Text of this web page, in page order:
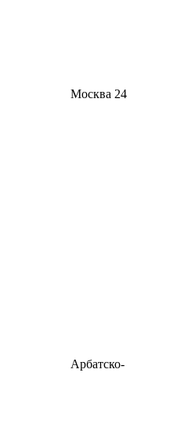
Москва 24
Арбатско-